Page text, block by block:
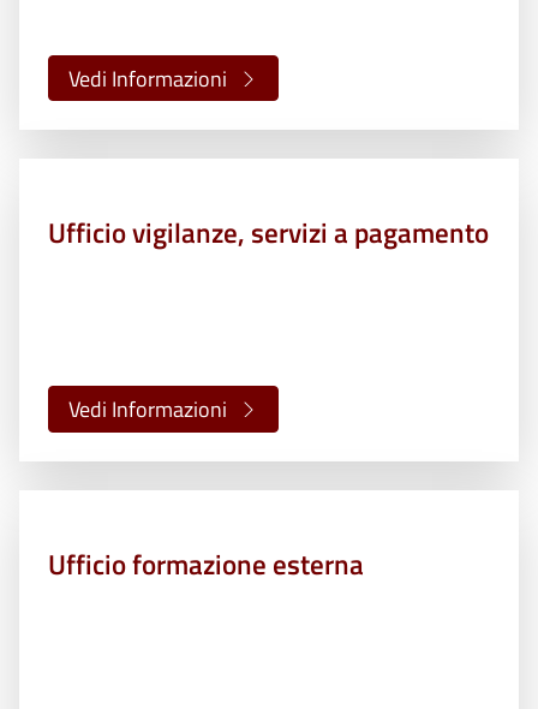
Vedi Informazioni
Ufficio vigilanze, servizi a pagamento
Vedi Informazioni
Ufficio formazione esterna